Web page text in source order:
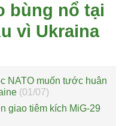
bùng nổ tại
vì Ukraina
NATO muốn tước huân
(01/07)
giao tiêm kích MiG-29